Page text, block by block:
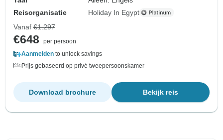
Reisorganisatie
Holiday In Egypt
Vanaf €1.297
€648
per persoon
Aanmelden to unlock savings
Prijs gebaseerd op privé tweepersoonskamer
Bekijk reis
Download brochure